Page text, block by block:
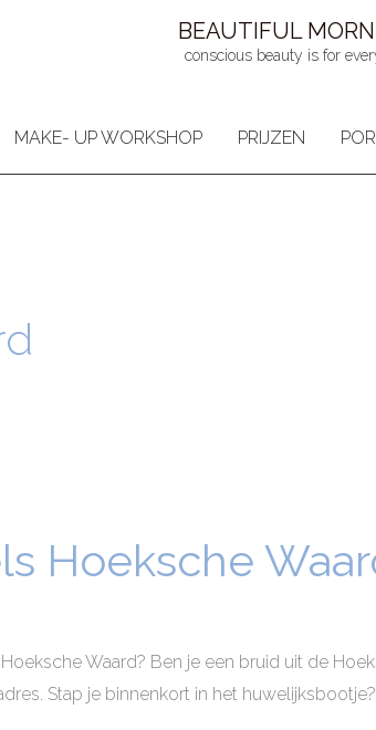
BEAUTIFUL
conscious beauty is for
MAKE- UP WORKSHOP PRIJZEN
Hoeksche
Waard? Ben je een bruid uit de
Stap je binnenkort in het